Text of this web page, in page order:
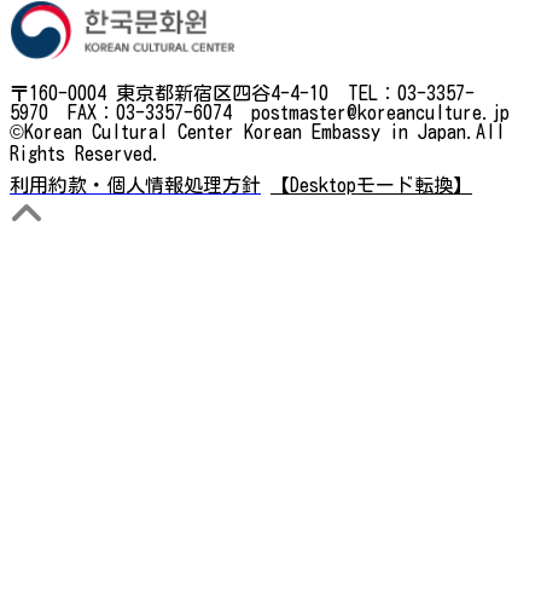
〒160-0004 東京都新宿区四谷4-4-10 TEL：03-3357-
5970 FAX：03-3357-6074 postmaster@koreanculture.jp
©Korean Cultural Center Korean Embassy in Japan.All
Rights Reserved.
利用約款・個人情報処理方針
【Desktopモード転換】